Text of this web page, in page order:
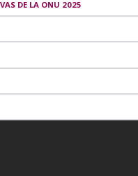
DE LA ONU 2025